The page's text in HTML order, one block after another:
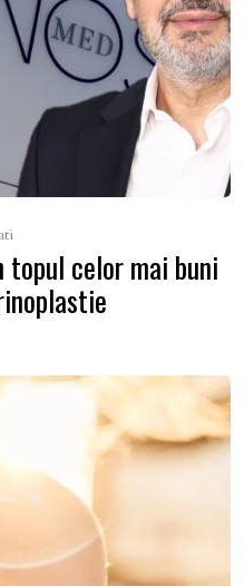
topul celor mai buni